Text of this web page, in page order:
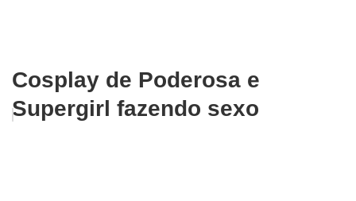
Cosplay de Poderosa e
Supergirl fazendo sexo